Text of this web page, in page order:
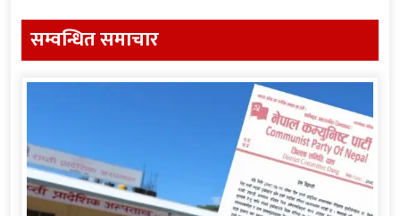
सम्वन्धित समाचार